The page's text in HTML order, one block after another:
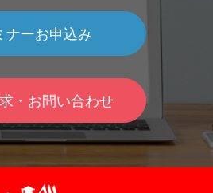
ナーお申込み
・お問い合わせ